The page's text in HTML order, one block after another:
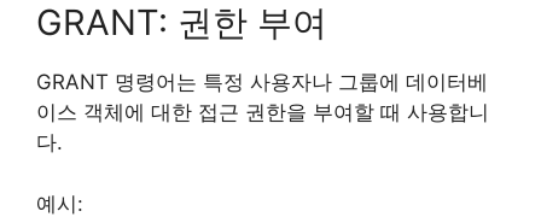
GRANT: 권한 부여
GRANT 명령어는 특정 사용자나 그룹에 데이터베
이스 객체에 대한 접근 권한을 부여할 때 사용합니
다.
예시: